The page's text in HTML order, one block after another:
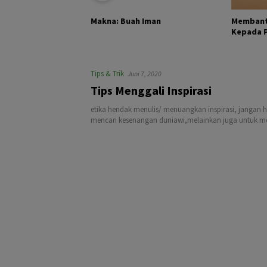
Makna: Buah Iman
Kepada
Tips & Trik Juni 7, 2020
Tips Menggali Inspirasi
etika hendak menulis/ menuangkan inspirasi, jangan
mencari kesenangan duniawi,melainkan juga untuk